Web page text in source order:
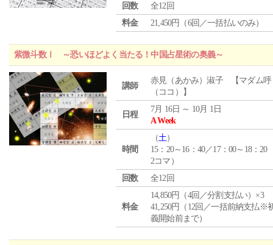
回数
全12回
料金
21,450円（6回／一括払いのみ）
紫微斗数Ⅰ ～恐いほどよく当たる！中国占星術の奥義～
講師
赤見（あかみ）淑子 【マダム呼
（ココ）】
日程
7月 16日 ～ 10月 1日
A Week
時間
（土）
15：20～16：40／17：00～18：20
2コマ）
回数
全12回
料金
14,850円（4回／分割支払い）×3
41,250円（12回／一括前納支払※
義開始前まで）